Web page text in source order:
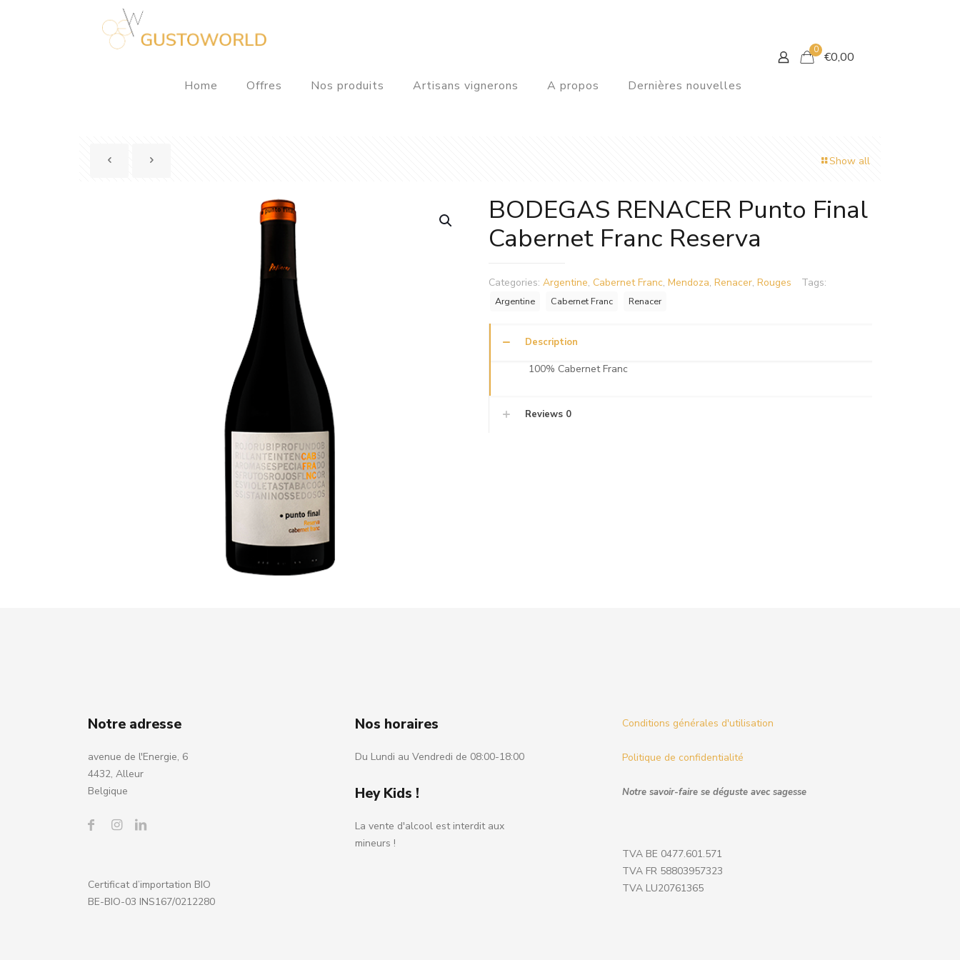
Home Offres Nos produits Artisans vignerons A propos Dernières nouvelles
0 €0,00
Show all
BODEGAS RENACER Punto Final
Cabernet Franc Reserva
Categories: Argentine, Cabernet Franc, Mendoza, Renacer, Rouges Tags:
Argentine Cabernet Franc Renacer
Description
100% Cabernet Franc
Reviews 0
Notre adresse
avenue de l'Energie, 6
4432, Alleur
Belgique
Certificat d’importation BIO
BE-BIO-03 INS167/0212280
Nos horaires
Du Lundi au Vendredi de 08:00-18:00
Hey Kids !
La vente d'alcool est interdit aux
mineurs !
Conditions générales d'utilisation
Politique de confidentialité
Notre savoir-faire se déguste avec sagesse
TVA BE 0477.601.571
TVA FR 58803957323
TVA LU20761365